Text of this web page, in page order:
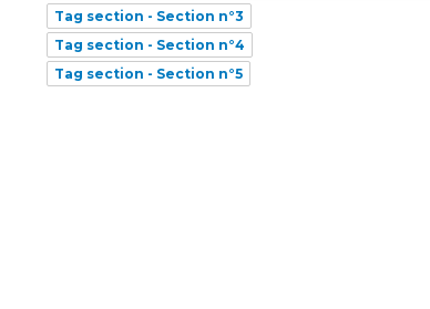
Tag section - Section n°3
Tag section - Section n°4
Tag section - Section n°5